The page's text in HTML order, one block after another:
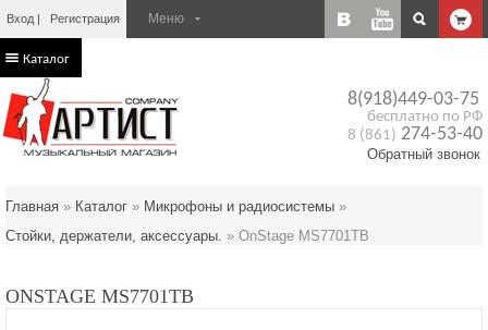
Вход Регистрация
8(918)449-03-75
бесплатно по РФ
8 (861) 274-53-40
Обратный звонок
Каталог
Главная » Каталог » Микрофоны и радиосистемы »
Стойки, держатели, аксессуары. » OnStage MS7701TB
ONSTAGE MS7701TB